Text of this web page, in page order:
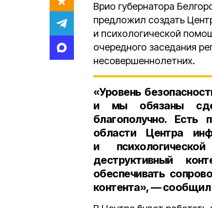
Врио губернатора
предложил создать
и психологической
очередного заседания
несовершеннолетних.
«Уровень
и мы обязаны
благополучно. Есть
области Центра
и
деструктивный
обеспечивать
контента», — сообщил